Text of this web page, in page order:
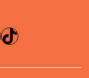
TikTok